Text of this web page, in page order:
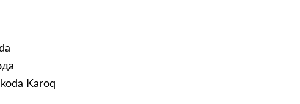
Karoq